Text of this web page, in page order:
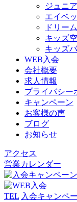
ジュニ
エイベ
ドリー
キッズ
キッズ
WEB入会
会社概要
求人情報
プライバシー
キャンペーン
お客様の声
ブログ
お知らせ
アクセス
営業カレンダー
TEL 入会キャンペ